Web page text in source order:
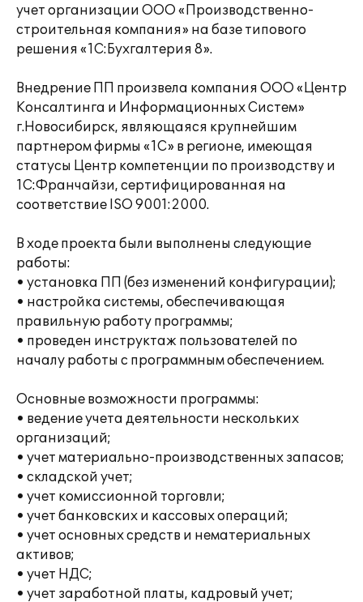
учет организации ООО «Производственно-
строительная компания» на базе типового
решения «1С:Бухгалтерия 8».
Внедрение ПП произвела компания ООО «Центр
Консалтинга и Информационных Систем»
г.Новосибирск, являющаяся крупнейшим
партнером фирмы «1С» в регионе, имеющая
статусы Центр компетенции по производству и
1С:Франчайзи, сертифицированная на
соответствие ISO 9001:2000.
В ходе проекта были выполнены следующие
работы:
• установка ПП (без изменений конфигурации);
• настройка системы, обеспечивающая
правильную работу программы;
• проведен инструктаж пользователей по
началу работы с программным обеспечением.
Основные возможности программы:
• ведение учета деятельности нескольких
организаций;
• учет материально-производственных запасов;
• складской учет;
• учет комиссионной торговли;
• учет банковских и кассовых операций;
• учет основных средств и нематериальных
активов;
• учет НДС;
• учет заработной платы, кадровый учет;